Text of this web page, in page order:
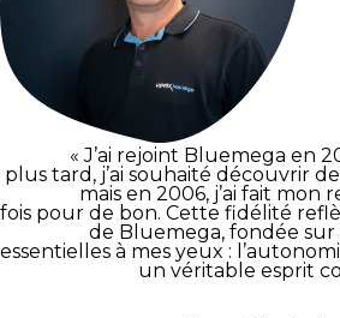
« J’ai rejoint Bluemega en
plus tard, j’ai souhaité découvrir
mais en 2006, j’ai fait mon
fois pour de bon. Cette fidélité
de Bluemega, fondée sur
essentielles à mes yeux :
un véritable esprit